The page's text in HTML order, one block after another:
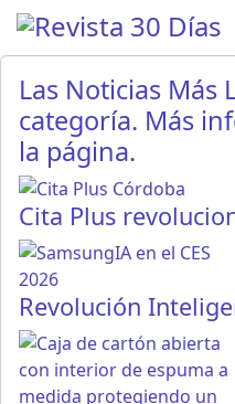
Las Noticias Más
categoría. Más
la página.
Cita Plus
Revolución